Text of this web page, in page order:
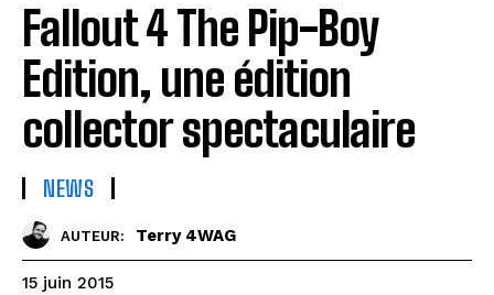
Fallout 4 The Pip-Boy
Edition, une édition
collector spectaculaire
NEWS
AUTEUR: Terry 4WAG
15 juin 2015